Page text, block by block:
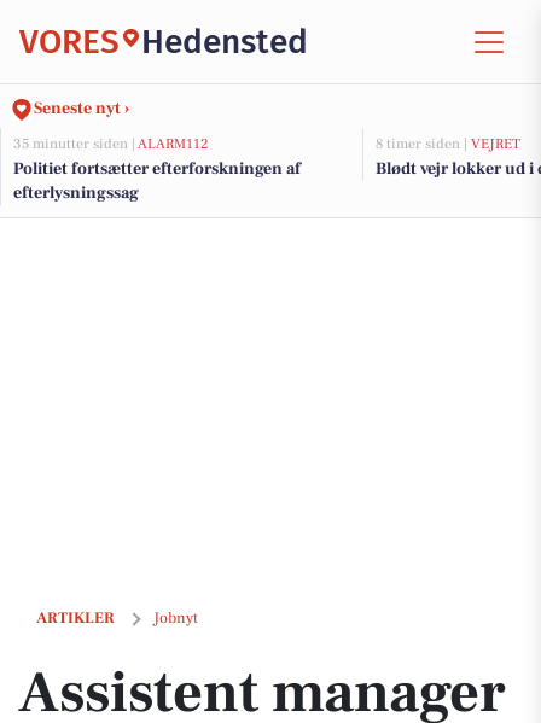
VORES Hedensted
Seneste nyt ›
35 minutter siden | ALARM112
Politiet fortsætter efterforskningen af
efterlysningssag
8 timer siden | VEJRET
Blødt vejr lokker ud i
ARTIKLER Jobnyt
Assistent manager søges til indisk og srilankansk restaurant i
Assistent manager